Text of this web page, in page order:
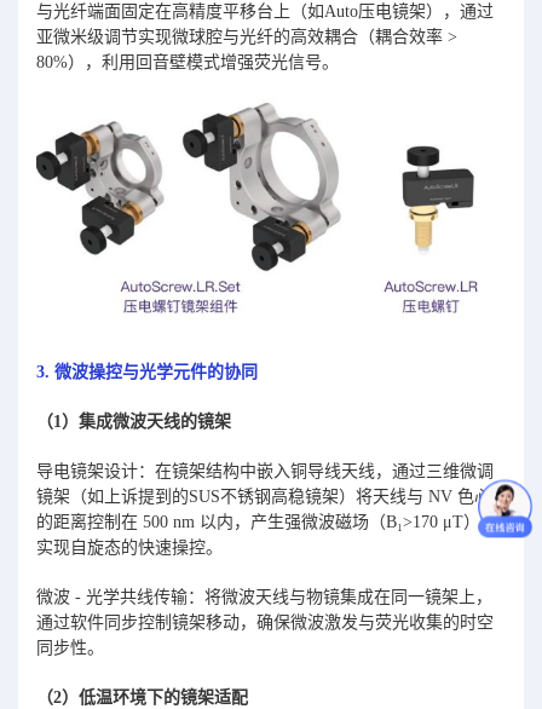
与光纤端面固定在高精度平移台上（如Auto压电镜架），通过
亚微米级调节实现微球腔与光纤的高效耦合（耦合效率 >
80%），利用回音壁模式增强荧光信号。
3. 微波操控与光学元件的协同
（1）集成微波天线的镜架
导电镜架设计：在镜架结构中嵌入铜导线天线，通过三维微调
镜架（如上诉提到的SUS不锈钢高稳镜架）将天线与 NV 色心
的距离控制在 500 nm 以内，产生强微波磁场（B₁>170 μT），
实现自旋态的快速操控。
微波 - 光学共线传输：将微波天线与物镜集成在同一镜架上，
通过软件同步控制镜架移动，确保微波激发与荧光收集的时空
同步性。
（2）低温环境下的镜架适配